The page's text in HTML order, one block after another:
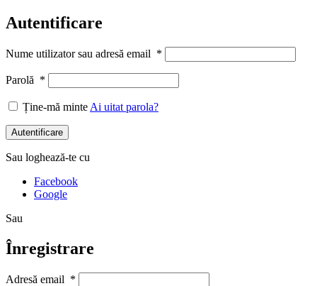
Autentificare
Nume utilizator sau adresă email *
Parolă *
Ține-mă minte Ai uitat parola?
Autentificare
Sau loghează-te cu
Facebook
Google
Sau
Înregistrare
Adresă email *